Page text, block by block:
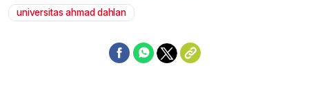
universitas ahmad dahlan